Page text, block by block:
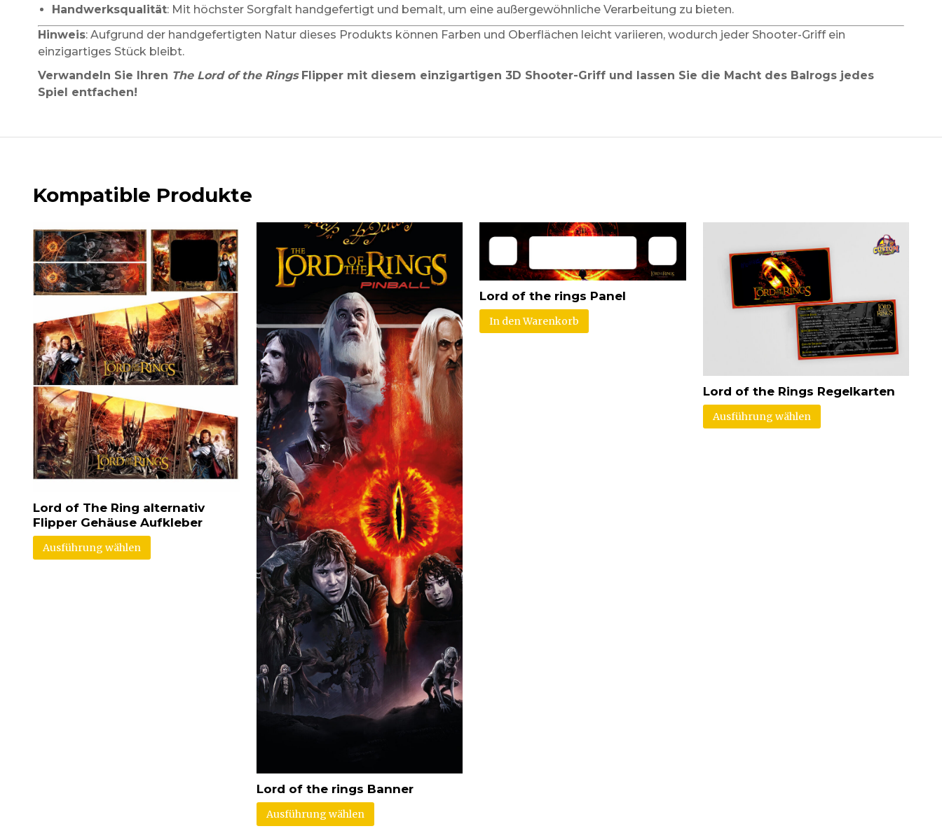
Handwerksqualität: Mit höchster Sorgfalt handgefertigt und bemalt, um eine außergewöhnliche Verarbeitung zu bieten.
Hinweis: Aufgrund der handgefertigten Natur dieses Produkts können Farben und Oberflächen leicht variieren, wodurch jeder Shooter-Griff ein
einzigartiges Stück bleibt.
Verwandeln Sie Ihren The Lord of the RingsFlipper mit diesem einzigartigen 3D Shooter-Griff und lassen Sie die Macht des Balrogs jedes
Spiel entfachen!
Kompatible Produkte
Lord of The Ring alternativ
Flipper Gehäuse Aufkleber
Ausführung wählen
Lord of the rings Banner
Ausführung wählen
Lord of the rings Panel
In den Warenkorb
Lord of the Rings Regelkarten
Ausführung wählen